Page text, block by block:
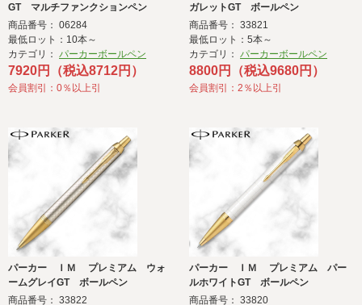
GT マルチファンクションペン
商品番号： 06284
最低ロット：10本～
カテゴリ： パーカーボールペン
7920円（税込8712円）
会員割引：0％以上引
ガレットGT ボールペン
商品番号： 33821
最低ロット：5本～
カテゴリ： パーカーボールペン
8800円（税込9680円）
会員割引：2％以上引
パーカー ＩＭ プレミアム ウォ
ームグレイGT ボールペン
商品番号： 33822
パーカー ＩＭ プレミアム パー
ルホワイトGT ボールペン
商品番号： 33820